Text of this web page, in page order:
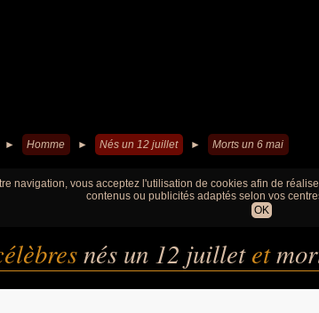
► Homme ► Nés un 12 juillet ► Morts un 6 mai
navigation, vous acceptez l'utilisation de cookies afin de
contenus ou publicités adaptés selon vos
OK
nés un 12 juilletet